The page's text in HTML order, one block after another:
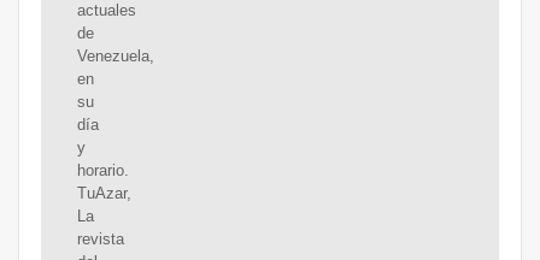
actuales
de
Venezuela,
en
su
día
y
horario.
TuAzar,
La
revista